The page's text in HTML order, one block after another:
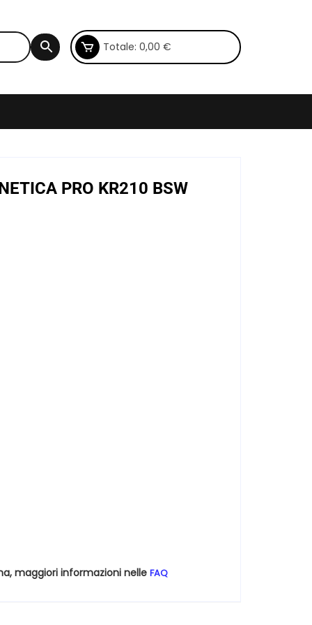
Totale: 0,00 €
PRO KR210 BSW
maggiori informazioni nelle FAQ